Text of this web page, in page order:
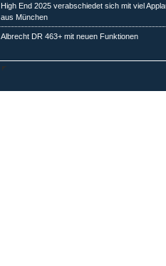
High End 2025 verabschiedet sich mit viel
aus München
Albrecht DR 463+ mit neuen Funktionen